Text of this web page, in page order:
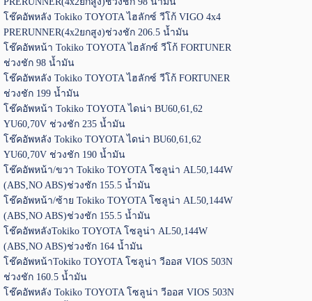
โช๊คอัพหลัง Tokiko TOYOTA ไฮลักซ์ วีโก้ VIGO 4x4
PRERUNNER(4x2ยกสูง)ช่วงชัก 206.5 น้ำมัน
โช๊คอัพหน้า Tokiko TOYOTA ไฮลักซ์ วีโก้ FORTUNER
ช่วงชัก 98 น้ำมัน
โช๊คอัพหลัง Tokiko TOYOTA ไฮลักซ์ วีโก้ FORTUNER
ช่วงชัก 199 น้ำมัน
โช๊คอัพหน้า Tokiko TOYOTA ไดน่า BU60,61,62
YU60,70V ช่วงชัก 235 น้ำมัน
โช๊คอัพหลัง Tokiko TOYOTA ไดน่า BU60,61,62
YU60,70V ช่วงชัก 190 น้ำมัน
โช๊คอัพหน้า/ขวา Tokiko TOYOTA โซลูน่า AL50,144W
(ABS,NO ABS)ช่วงชัก 155.5 น้ำมัน
โช๊คอัพหน้า/ซ้าย Tokiko TOYOTA โซลูน่า AL50,144W
(ABS,NO ABS)ช่วงชัก 155.5 น้ำมัน
โช๊คอัพหลังTokiko TOYOTA โซลูน่า AL50,144W
(ABS,NO ABS)ช่วงชัก 164 น้ำมัน
โช๊คอัพหน้าTokiko TOYOTA โซลูน่า วีออส VIOS 503N
ช่วงชัก 160.5 น้ำมัน
โช๊คอัพหลัง Tokiko TOYOTA โซลูน่า วีออส VIOS 503N